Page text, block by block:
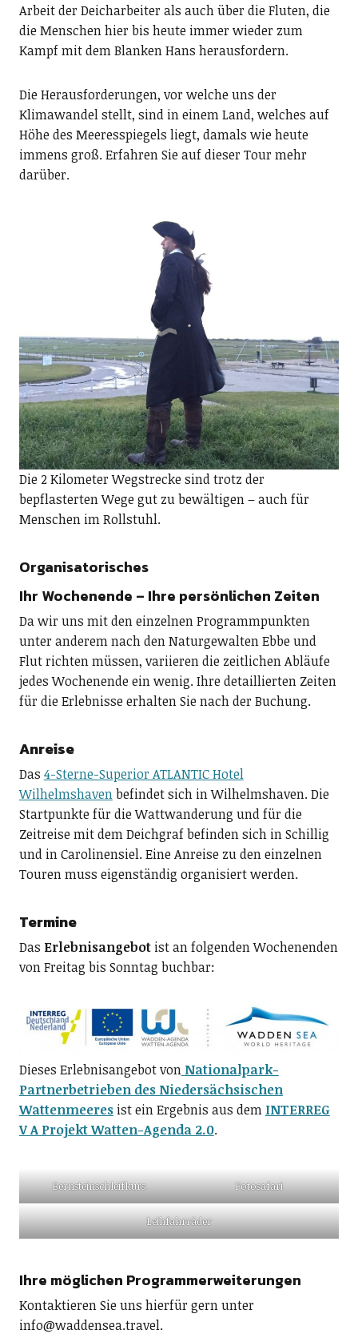
Arbeit der Deicharbeiter als auch über die Fluten, die
die Menschen hier bis heute immer wieder zum
Kampf mit dem Blanken Hans herausfordern.
Die Herausforderungen, vor welche uns der
Klimawandel stellt, sind in einem Land, welches auf
Höhe des Meeresspiegels liegt, damals wie heute
immens groß. Erfahren Sie auf dieser Tour mehr
darüber.
Die 2 Kilometer Wegstrecke sind trotz der
bepflasterten Wege gut zu bewältigen – auch für
Menschen im Rollstuhl.
Organisatorisches
Ihr Wochenende – Ihre persönlichen Zeiten
Da wir uns mit den einzelnen Programmpunkten
unter anderem nach den Naturgewalten Ebbe und
Flut richten müssen, variieren die zeitlichen Abläufe
jedes Wochenende ein wenig. Ihre detaillierten Zeiten
für die Erlebnisse erhalten Sie nach der Buchung.
Anreise
Das 4-Sterne-Superior ATLANTIC Hotel
Wilhelmshavenbefindet sich in Wilhelmshaven. Die
Startpunkte für die Wattwanderung und für die
Zeitreise mit dem Deichgraf befinden sich in Schillig
und in Carolinensiel. Eine Anreise zu den einzelnen
Touren muss eigenständig organisiert werden.
Termine
Das Erlebnisangebotist an folgenden Wochenenden
von Freitag bis Sonntag buchbar:
Dieses Erlebnisangebot von Nationalpark-
Partnerbetrieben des Niedersächsischen
Wattenmeeresist ein Ergebnis aus dem INTERREG
V A Projekt Watten-Agenda 2.0.
Bernsteinschleifkurs Fotosafari
Leihfahrräder
Ihre möglichen Programmerweiterungen
Kontaktieren Sie uns hierfür gern unter
info@waddensea.travel.